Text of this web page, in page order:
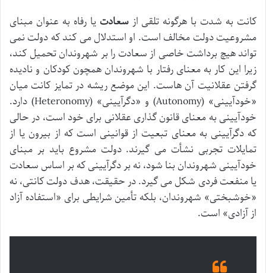
کانت به شدت با هرگونه تلقی ازسعادت یا رفاه به عنوان مبنای
مشروعیت دولت مخالف است. او استدلال می کند که دولت نمی
تواند هیچ برداشت خاصی از سعادت را بر شهروندان تحمیل کند،
زیرا این کار به معنای رفتار با شهروندان همچون کودکان و نادیده
گرفتن عقلانیت آن هاست. این موضع ریشه در تمایز کانت میان
«خودآیینی» (Autonomy) و «دگرآیینی» (Heteronomy) دارد.
خودآیینی به معنای قانون گذاری عقلانی برای خود است، در حالی
که دگرآیینی به معنای تبعیت از قوانینی است که از بیرون یا از
تمایلات تجربی نشأت می گیرند. دولت مشروع باید بر مبنای
خودآیینی شهروندان بنا شود، نه بر دگرآیینی که بر اساس سعادت
یا منفعت فردی شکل می گیرد. در حقیقت، هدف دولت کانتی، نه
«خوشبختی» شهروندان، بلکه تأمین شرایطی برای «استفاده آزاد
از آزادی» است.